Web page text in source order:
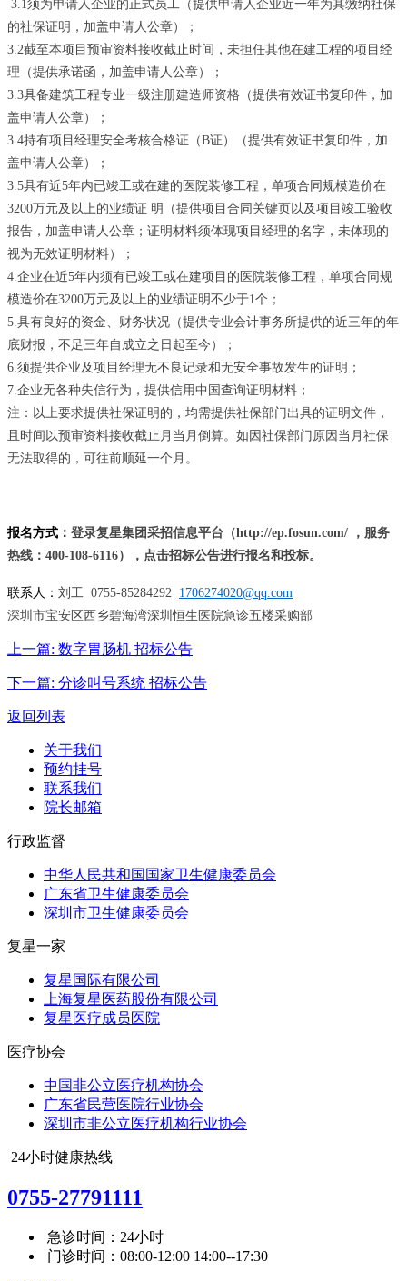
3.1须为申请人企业的正式员工（提供申请人企业近一年为其缴纳社保
的社保证明，加盖申请人公章）；
3.2截至本项目预审资料接收截止时间，未担任其他在建工程的项目经
理（提供承诺函，加盖申请人公章）；
3.3具备建筑工程专业一级注册建造师资格（提供有效证书复印件，加
盖申请人公章）；
3.4持有项目经理安全考核合格证（B证）（提供有效证书复印件，加
盖申请人公章）；
3.5具有近5年内已竣工或在建的医院装修工程，单项合同规模造价在
3200万元及以上的业绩证 明（提供项目合同关键页以及项目竣工验收
报告，加盖申请人公章；证明材料须体现项目经理的名字，未体现的
视为无效证明材料）；
4.企业在近5年内须有已竣工或在建项目的医院装修工程，单项合同规
模造价在3200万元及以上的业绩证明不少于1个；
5.具有良好的资金、财务状况（提供专业会计事务所提供的近三年的年
底财报，不足三年自成立之日起至今）；
6.须提供企业及项目经理无不良记录和无安全事故发生的证明；
7.企业无各种失信行为，提供信用中国查询证明材料；
注：以上要求提供社保证明的，均需提供社保部门出具的证明文件，
且时间以预审资料接收截止月当月倒算。如因社保部门原因当月社保
无法取得的，可往前顺延一个月。
报名方式： 登录复星集团采招信息平台（http://ep.fosun.com/ ，服务
热线：400-108-6116），点击招标公告进行报名和投标。
联系人： 刘工 0755-85284292 1706274020@qq.com
深圳市宝安区西乡碧海湾深圳恒生医院急诊五楼采购部
上一篇: 数字胃肠机 招标公告
下一篇: 分诊叫号系统 招标公告
返回列表
关于我们
预约挂号
联系我们
院长邮箱
行政监督
中华人民共和国国家卫生健康委员会
广东省卫生健康委员会
深圳市卫生健康委员会
复星一家
复星国际有限公司
上海复星医药股份有限公司
复星医疗成员医院
医疗协会
中国非公立医疗机构协会
广东省民营医院行业协会
深圳市非公立医疗机构行业协会
24小时健康热线
0755-27791111
急诊时间：24小时
门诊时间：08:00-12:00 14:00--17:30